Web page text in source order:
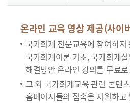
온라인 교육 영상 제공(사이
국가회계 전문교육에 참여하지
국가회계이론 기초, 국가회계
해결방안 온라인 강의를 무료
그 외 국가회계교육 관련 콘텐
홈페이지들의 접속을 지원하고